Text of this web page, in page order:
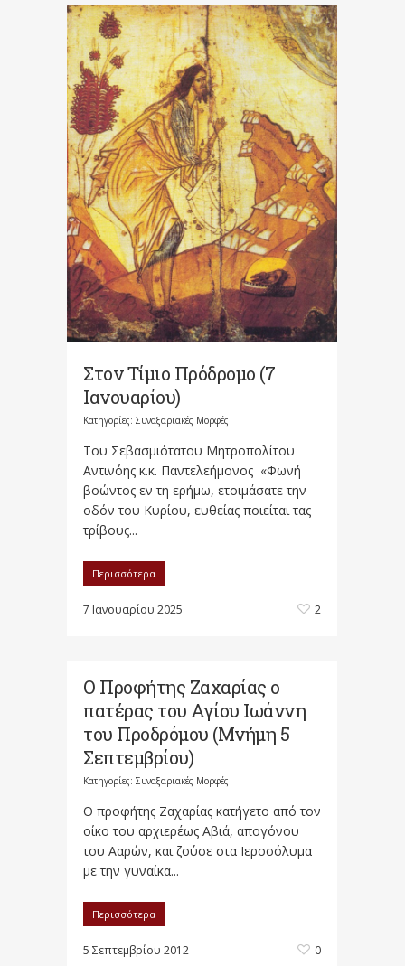
Στον Τίμιο Πρόδρομο (7
Ιανουαρίου)
Κατηγορίες: Συναξαριακές Μορφές
Του Σεβασμιότατου Μητροπολίτου
Αντινόης κ.κ. Παντελεήμονος «Φωνή
βοώντος εν τη ερήμω, ετοιμάσατε την
οδόν του Κυρίου, ευθείας ποιείται τας
τρίβους...
Περισσότερα
7 Ιανουαρίου 2025 2
Ο Προφήτης Ζαχαρίας ο
πατέρας του Αγίου Ιωάννη
του Προδρόμου (Μνήμη 5
Σεπτεμβρίου)
Κατηγορίες: Συναξαριακές Μορφές
Ο προφήτης Ζαχαρίας κατήγετο από τον
οίκο του αρχιερέως Αβιά, απογόνου
του Ααρών, και ζούσε στα Ιεροσόλυμα
με την γυναίκα...
Περισσότερα
5 Σεπτεμβρίου 2012 0